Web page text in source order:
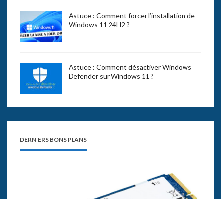
Astuce : Comment forcer l’installation de
Windows 11 24H2 ?
Astuce : Comment désactiver Windows
Defender sur Windows 11 ?
DERNIERS BONS PLANS